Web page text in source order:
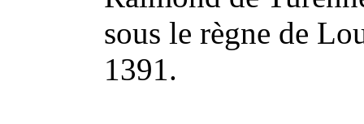
sous le règne de
1391.